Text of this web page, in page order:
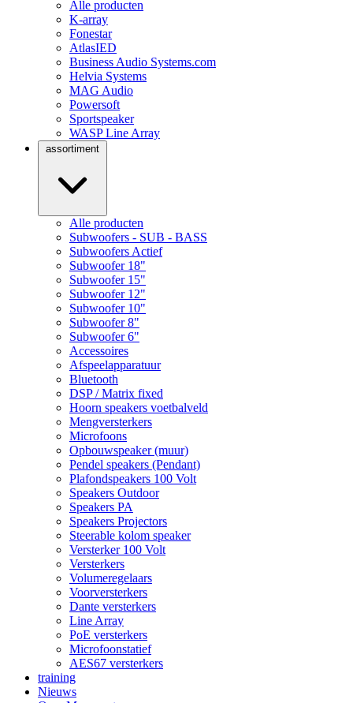
Alle producten
K-array
Fonestar
AtlasIED
Business Audio Systems.com
Helvia Systems
MAG Audio
Powersoft
Sportspeaker
WASP Line Array
assortiment
Alle producten
Subwoofers - SUB - BASS
Subwoofers Actief
Subwoofer 18"
Subwoofer 15"
Subwoofer 12"
Subwoofer 10"
Subwoofer 8"
Subwoofer 6"
Accessoires
Afspeelapparatuur
Bluetooth
DSP / Matrix fixed
Hoorn speakers voetbalveld
Mengversterkers
Microfoons
Opbouwspeaker (muur)
Pendel speakers (Pendant)
Plafondspeakers 100 Volt
Speakers Outdoor
Speakers PA
Speakers Projectors
Steerable kolom speaker
Versterker 100 Volt
Versterkers
Volumeregelaars
Voorversterkers
Dante versterkers
Line Array
PoE versterkers
Microfoonstatief
AES67 versterkers
training
Nieuws